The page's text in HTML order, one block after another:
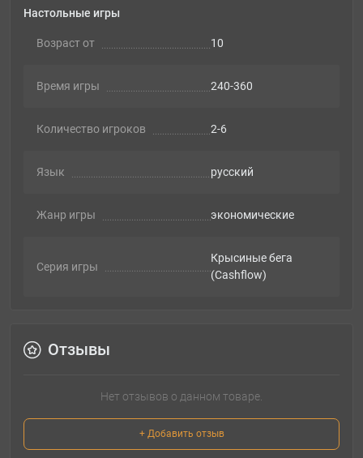
Настольные игры
Возраст от 10
Время игры 240-360
Количество игроков 2-6
Язык русский
Жанр игры экономические
Серия игры
Крысиные бега
(Cashflow)
Отзывы
Нет отзывов о данном товаре.
+ Добавить отзыв